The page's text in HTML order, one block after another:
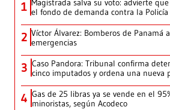
1 Magistrada salva su voto: advierte
el fondo de demanda contra la
2 Víctor Álvarez: Bomberos de Panamá
emergencias
3 Caso Pandora: Tribunal confirma
cinco imputados y ordena una nueva
4 Gas de 25 libras ya se vende en el
minoristas, según Acodeco